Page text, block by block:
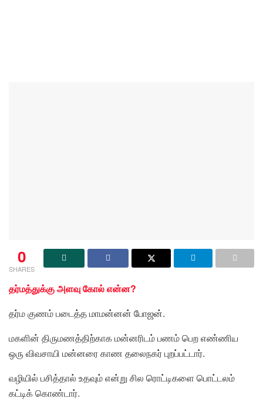
0
SHARES
தர்மத்துக்கு அளவு கோல் என்ன?
தர்ம குணம் படைத்த மாமன்னன் போஜன்.
மகளின் திருமணத்திற்காக மன்னரிடம் பணம் பெற எண்ணிய
ஒரு விவசாயி மன்னரை காண தலைநகர் புறப்பட்டார்.
வழியில் பசித்தால் உதவும் என்று சில ரொட்டிகளை பொட்டலம்
கட்டிக் கொண்டார்.